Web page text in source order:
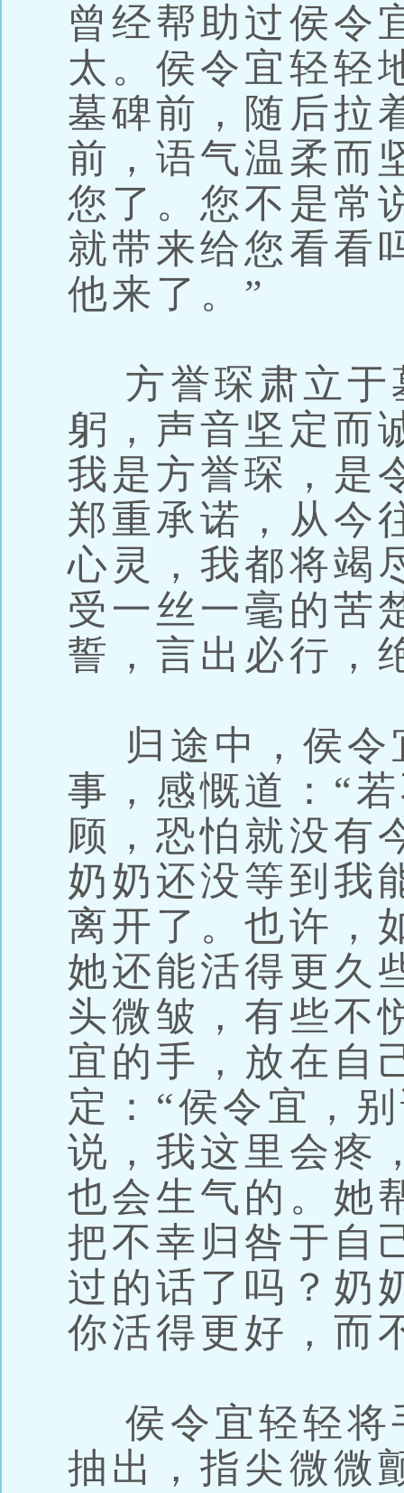
曾经帮助过侯令
太。侯令宜轻轻
墓碑前，随后拉
前，语气温柔而
您了。您不是常
就带来给您看看
他来了。”
方誉琛肃立于
躬，声音坚定而
我是方誉琛，是
郑重承诺，从今
心灵，我都将竭
受一丝一毫的苦
誓，言出必行，
归途中，侯令
事，感慨道：“
顾，恐怕就没有
奶奶还没等到我
离开了。也许，
她还能活得更久
头微皱，有些不
宜的手，放在自
定：“侯令宜，
说，我这里会疼
也会生气的。她
把不幸归咎于自
过的话了吗？奶
你活得更好，而
侯令宜轻轻将
抽出，指尖微微